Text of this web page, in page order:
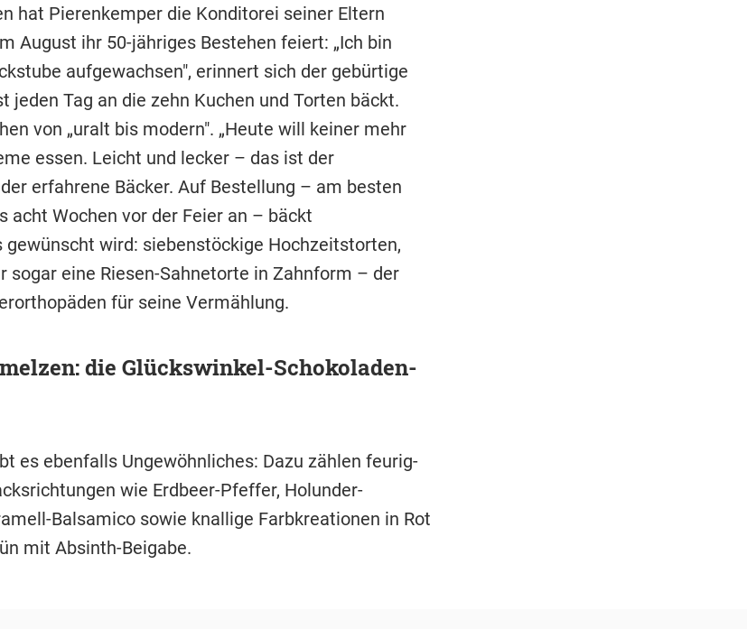
hat Pierenkemper die Konditorei seiner Eltern
August ihr 50-jähriges Bestehen feiert: „Ich bin
aufgewachsen", erinnert sich der gebürtige
jeden Tag an die zehn Kuchen und Torten bäckt.
von „uralt bis modern". „Heute will keiner mehr
essen. Leicht und lecker – das ist der
erfahrene Bäcker. Auf Bestellung – am besten
acht Wochen vor der Feier an – bäckt
gewünscht wird: siebenstöckige Hochzeitstorten,
sogar eine Riesen-Sahnetorte in Zahnform – der
für seine Vermählung.
die Glückswinkel-Schokoladen-
es ebenfalls Ungewöhnliches: Dazu zählen feurig-
wie Erdbeer-Pfeffer, Holunder-
Balsamico sowie knallige Farbkreationen in Rot
mit Absinth-Beigabe.